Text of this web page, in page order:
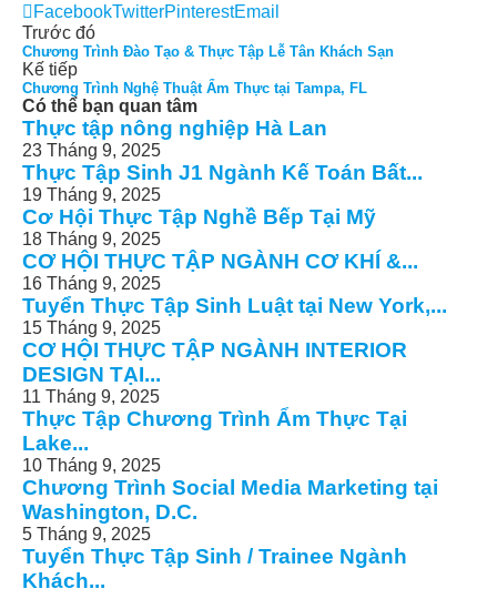
FacebookTwitterPinterestEmail
Trước đó
Chương Trình Đào Tạo & Thực Tập Lễ Tân Khách Sạn
Kế tiếp
Chương Trình Nghệ Thuật Ẩm Thực tại Tampa, FL
Có thể bạn quan tâm
Thực tập nông nghiệp Hà Lan
23 Tháng 9, 2025
Thực Tập Sinh J1 Ngành Kế Toán Bất...
19 Tháng 9, 2025
Cơ Hội Thực Tập Nghề Bếp Tại Mỹ
18 Tháng 9, 2025
CƠ HỘI THỰC TẬP NGÀNH CƠ KHÍ &...
16 Tháng 9, 2025
Tuyển Thực Tập Sinh Luật tại New York,...
15 Tháng 9, 2025
CƠ HỘI THỰC TẬP NGÀNH INTERIOR
DESIGN TẠI...
11 Tháng 9, 2025
Thực Tập Chương Trình Ẩm Thực Tại
Lake...
10 Tháng 9, 2025
Chương Trình Social Media Marketing tại
Washington, D.C.
5 Tháng 9, 2025
Tuyển Thực Tập Sinh / Trainee Ngành
Khách...